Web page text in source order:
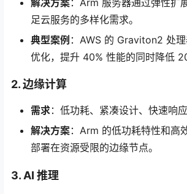
解决方案：Arm 服务器通过弹性扩
足云服务的多样化需求。
典型案例 ：AWS 的 Graviton2 处
优化，提升 40% 性能的同时降低
2. 边缘计算
需求：低功耗、紧凑设计、快速响应
解决方案：Arm 的低功耗特性和高
部署在资源受限的边缘节点。
3. AI 推理